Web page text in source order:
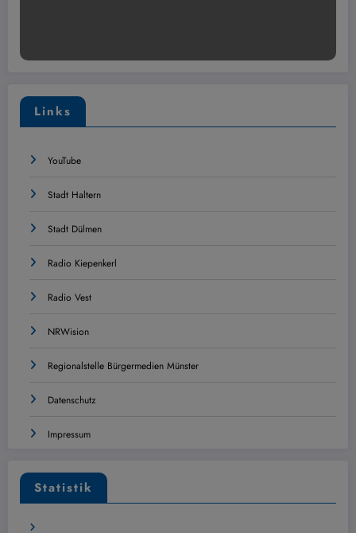
Links
YouTube
Stadt Haltern
Stadt Dülmen
Radio Kiepenkerl
Radio Vest
NRWision
Regionalstelle Bürgermedien Münster
Datenschutz
Impressum
Statistik